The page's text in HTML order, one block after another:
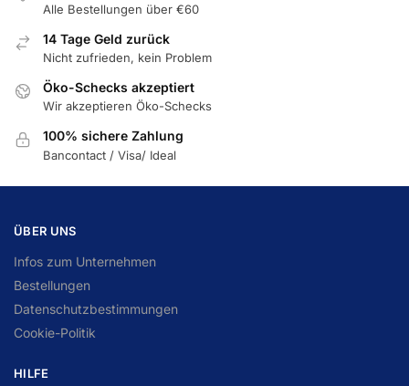
Alle Bestellungen über €60
14 Tage Geld zurück
Nicht zufrieden, kein Problem
Öko-Schecks akzeptiert
Wir akzeptieren Öko-Schecks
100% sichere Zahlung
Bancontact / Visa/ Ideal
ÜBER UNS
Infos zum Unternehmen
Bestellungen
Datenschutzbestimmungen
Cookie-Politik
HILFE